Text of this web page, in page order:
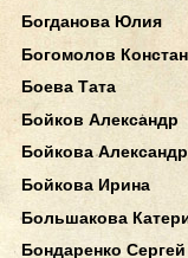
Богданова Юлия
Богомолов
Боева Тата
Бойков Александр
Бойкова
Бойкова Ирина
Большакова
Бондаренко Сергей